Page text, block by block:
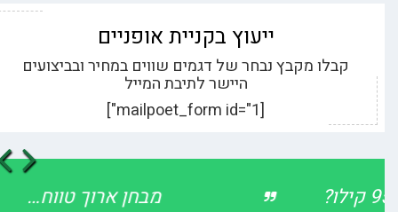
ייעוץ בקניית אופניים
קבלו מקבץ נבחר של דגמים שווים במחיר ובביצועים
היישר לתיבת המייל
איזה קורקינט עדיף לאדם במשקל 95 קילו?